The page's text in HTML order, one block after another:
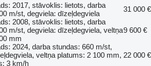
2017, stāvoklis: lietots, darba
m/st, degviela: dīzeļdegviela
31 000 €
2008, stāvoklis: lietots, darba
m/st, degviela: dīzeļdegviela, veltņa
mm
9 600 €
2024, darba stundas: 660 m/st,
veltņa platums: 2 100 mm,
3 km/h
22 000 €